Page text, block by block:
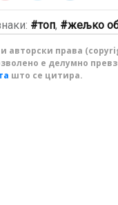
топ, жељко
авторски права
е делумно
што се цитира.